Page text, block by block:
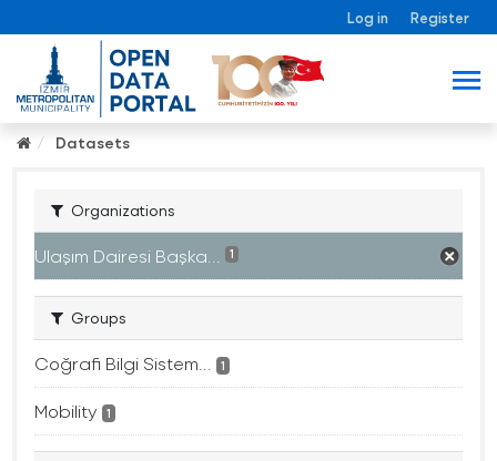
Log in Register
Datasets
Organizations
Ulaşım Dairesi Başka... 1
Groups
Coğrafi Bilgi Sistem... 1
Mobility 1